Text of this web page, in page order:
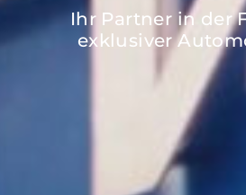
Ihr Partner in der
exklusiver